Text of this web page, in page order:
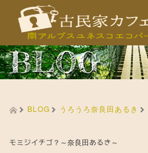
BLOG
BLOG うろうろ奈良田あるき
モミジイチゴ？～奈良田あるき～